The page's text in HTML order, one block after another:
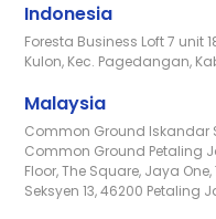
Indonesia
Foresta Business Loft 7 unit
Kulon, Kec. Pagedangan,
Malaysia
Common Ground Iskandar
Common Ground Petaling
Floor, The Square, Jaya
Seksyen 13, 46200 Petaling